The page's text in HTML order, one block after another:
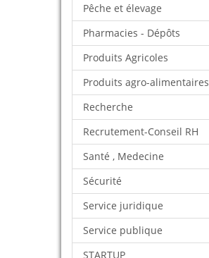
Pêche et élevage
Pharmacies - Dépôts
Produits Agricoles
Produits agro-alimentaires
Recherche
Recrutement-Conseil RH
Santé , Medecine
Sécurité
Service juridique
Service publique
STARTUP